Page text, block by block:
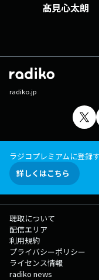
髙見心太朗
radiko.jp
ラジコプレミアムに登録
詳しくはこちら
聴取について
配信エリア
利用規約
プライバシーポリシー
ライセンス情報
radiko news